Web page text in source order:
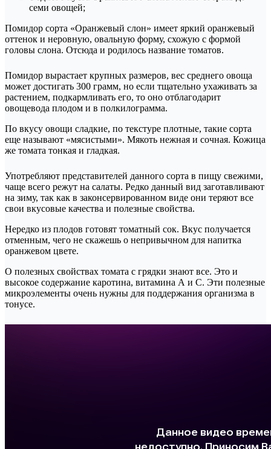
семи овощей;
Помидор сорта «Оранжевый слон» имеет яркий оранжевый
оттенок и неровную, овальную форму, схожую с формой
головы слона. Отсюда и родилось название томатов.
Помидор вырастает крупных размеров, вес среднего овоща
может достигать 300 грамм, но если тщательно ухаживать за
растением, подкармливать его, то оно отблагодарит
овощевода плодом и в полкилограмма.
По вкусу овощи сладкие, по текстуре плотные, такие сорта
еще называют «мясистыми». Мякоть нежная и сочная. Кожица
же томата тонкая и гладкая.
Употребляют представителей данного сорта в пищу свежими,
чаще всего режут на салаты. Редко данный вид заготавливают
на зиму, так как в законсервированном виде они теряют все
свои вкусовые качества и полезные свойства.
Нередко из плодов готовят томатный сок. Вкус получается
отменным, чего не скажешь о непривычном для напитка
оранжевом цвете.
О полезных свойствах томата с грядки знают все. Это и
высокое содержание каротина, витамина А и С. Эти полезные
микроэлементы очень нужны для поддержания организма в
тонусе.